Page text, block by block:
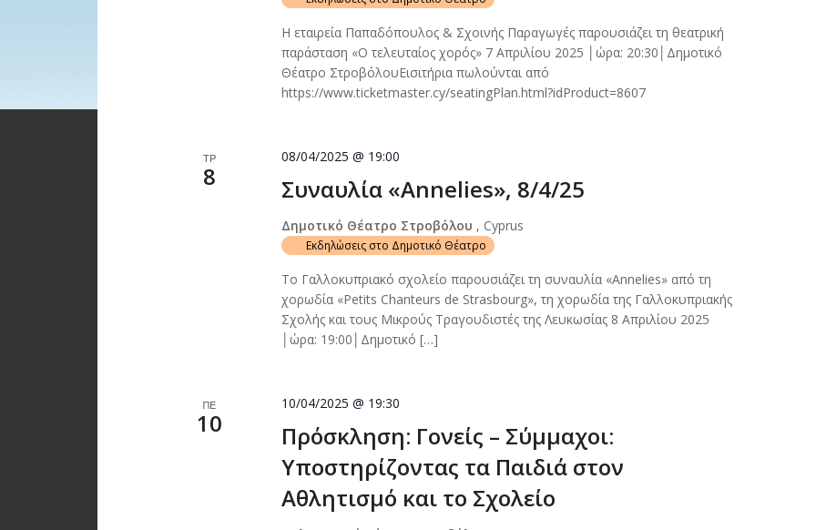
Η εταιρεία Παπαδόπουλος & Σχοινής Παραγωγές παρουσιάζει τη θεατρική
παράσταση «Ο τελευταίος χορός» 7 Απριλίου 2025 │ώρα: 20:30│Δημοτικό
Θέατρο ΣτροβόλουΕισιτήρια πωλούνται από
https://www.ticketmaster.cy/seatingPlan.html?idProduct=8607
ΤΡ
8 Συναυλία «Annelies», 8/4/25
08/04/2025 @ 19:00
Δημοτικό Θέατρο Στροβόλου , Cyprus
Εκδηλώσεις στο Δημοτικό Θέατρο
Το Γαλλοκυπριακό σχολείο παρουσιάζει τη συναυλία «Annelies» από τη
χορωδία «Petits Chanteurs de Strasbourg», τη χορωδία της Γαλλοκυπριακής
Σχολής και τους Μικρούς Τραγουδιστές της Λευκωσίας 8 Απριλίου 2025
│ώρα: 19:00│Δημοτικό […]
ΠΕ
10
Πρόσκληση: Γονείς – Σύμμαχοι:
Υποστηρίζοντας τα Παιδιά στον
Αθλητισμό και το Σχολείο
10/04/2025 @ 19:30